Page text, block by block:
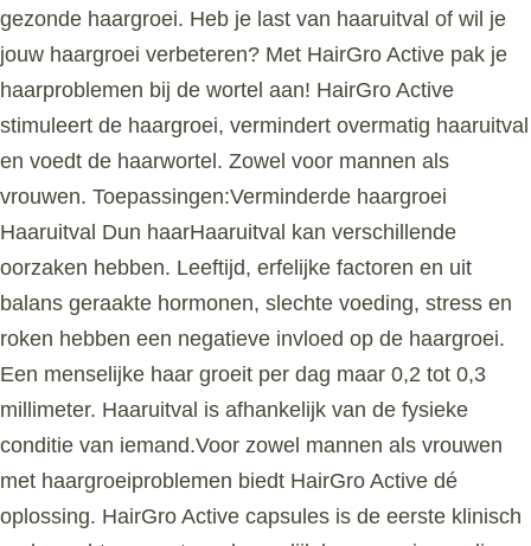
gezonde haargroei. Heb je last van haaruitval of wil je
jouw haargroei verbeteren? Met HairGro Active pak je
haarproblemen bij de wortel aan! HairGro Active
stimuleert de haargroei, vermindert overmatig haaruitval
en voedt de haarwortel. Zowel voor mannen als
vrouwen. Toepassingen:Verminderde haargroei
Haaruitval Dun haarHaaruitval kan verschillende
oorzaken hebben. Leeftijd, erfelijke factoren en uit
balans geraakte hormonen, slechte voeding, stress en
roken hebben een negatieve invloed op de haargroei.
Een menselijke haar groeit per dag maar 0,2 tot 0,3
millimeter. Haaruitval is afhankelijk van de fysieke
conditie van iemand.Voor zowel mannen als vrouwen
met haargroeiproblemen biedt HairGro Active dé
oplossing. HairGro Active capsules is de eerste klinisch